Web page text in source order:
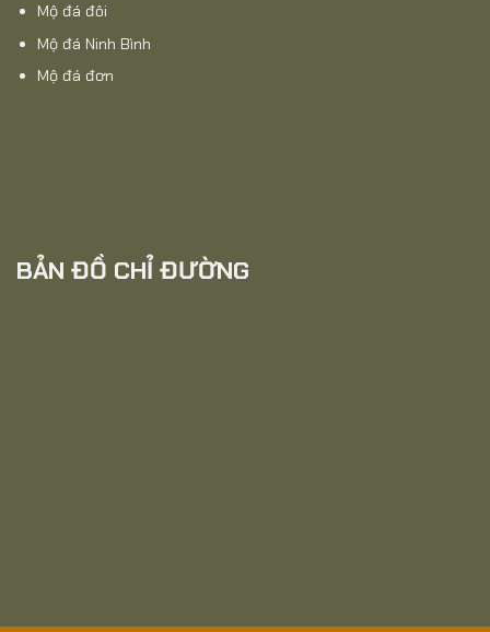
Mộ đá đôi
Mộ đá Ninh Bình
Mộ đá đơn
BẢN ĐỒ CHỈ ĐƯỜNG